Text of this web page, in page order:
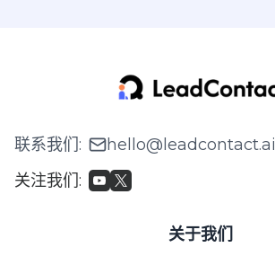
联系我们:
hello@leadcontact.ai
关注我们:
关于我们